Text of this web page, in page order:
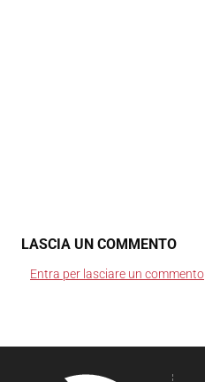
LASCIA UN COMMENTO
Entra per lasciare un commento